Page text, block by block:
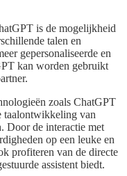
is de mogelijkheid
talen en
gepersonaliseerde en
kan worden gebruikt
zoals ChatGPT
taalontwikkeling van
Door de interactie met
op een leuke en
profiteren van de directe
assistent biedt.